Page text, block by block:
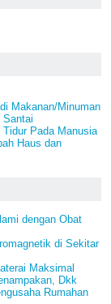
Makanan/Minuman
Santai
Pada Manusia
Haus dan
dengan Obat
di Sekitar
Maksimal
Dkk
Rumahan